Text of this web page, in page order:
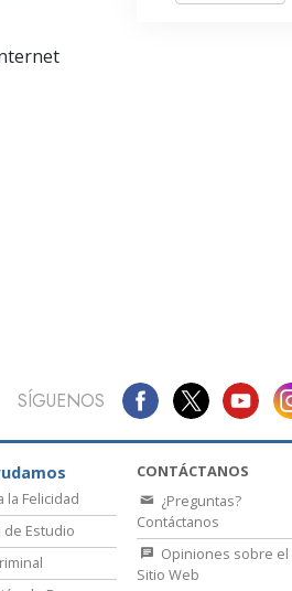
SÍGUENOS
la Felicidad
de Estudio
CONTÁCTANOS
¿Preguntas?
Contáctanos
Opiniones sobre el
Sitio Web